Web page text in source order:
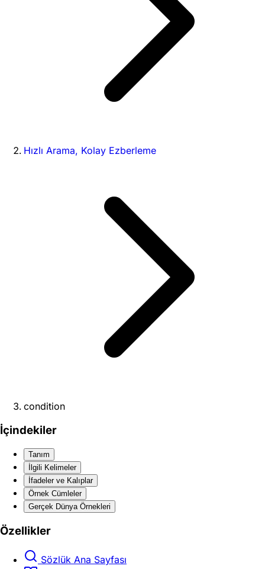
Hızlı Arama, Kolay Ezberleme
condition
İçindekiler
Tanım
İlgili Kelimeler
İfadeler ve Kalıplar
Örnek Cümleler
Gerçek Dünya Örnekleri
Özellikler
Sözlük Ana Sayfası